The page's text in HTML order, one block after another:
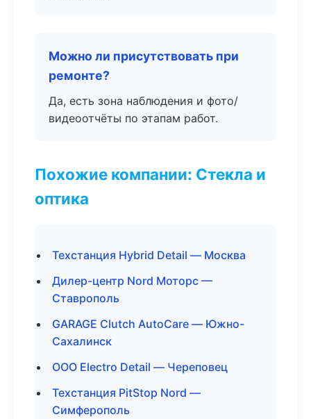
Можно ли присутствовать при
ремонте?
Да, есть зона наблюдения и фото/
видеоотчёты по этапам работ.
Похожие компании: Стекла и
оптика
Техстанция Hybrid Detail — Москва
Дилер-центр Nord Моторс —
Ставрополь
GARAGE Clutch AutoCare — Южно-
Сахалинск
ООО Electro Detail — Череповец
Техстанция PitStop Nord —
Симферополь